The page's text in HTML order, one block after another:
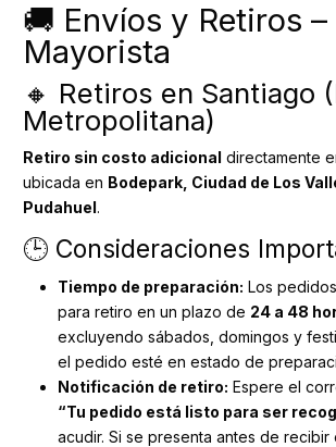
🚚 Envíos y Retiros –
Mayorista
🔸 Retiros en Santiago
Metropolitana)
Retiro sin costo adicional directamente
ubicada en Bodepark, Ciudad de Los
Pudahuel.
🕒 Consideraciones
Tiempo de preparación: Los
para retiro en un plazo de 24 a 48
excluyendo sábados, domingos y
el pedido esté en estado de
Notificación de retiro: Espere el
“Tu pedido está listo para ser
acudir. Si se presenta antes de recibir